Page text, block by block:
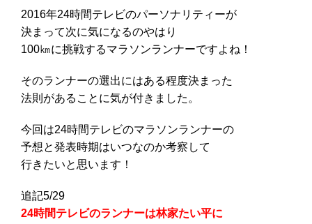
2016年24時間テレビのパーソナリティーが
決まって次に気になるのやはり
100㎞に挑戦するマラソンランナーですよね！
そのランナーの選出にはある程度決まった
法則があることに気が付きました。
今回は24時間テレビのマラソンランナーの
予想と発表時期はいつなのか考察して
行きたいと思います！
追記5/29
24時間テレビのランナーは林家たい平に